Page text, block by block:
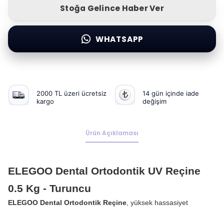
Stoğa Gelince Haber Ver
WHATSAPP
2000 TL üzeri ücretsiz
kargo
14 gün içinde iade
değişim
Ürün Açıklaması
ELEGOO Dental Ortodontik UV Reçine
0.5 Kg - Turuncu
ELEGOO Dental Ortodontik Reçine , yüksek hassasiyet